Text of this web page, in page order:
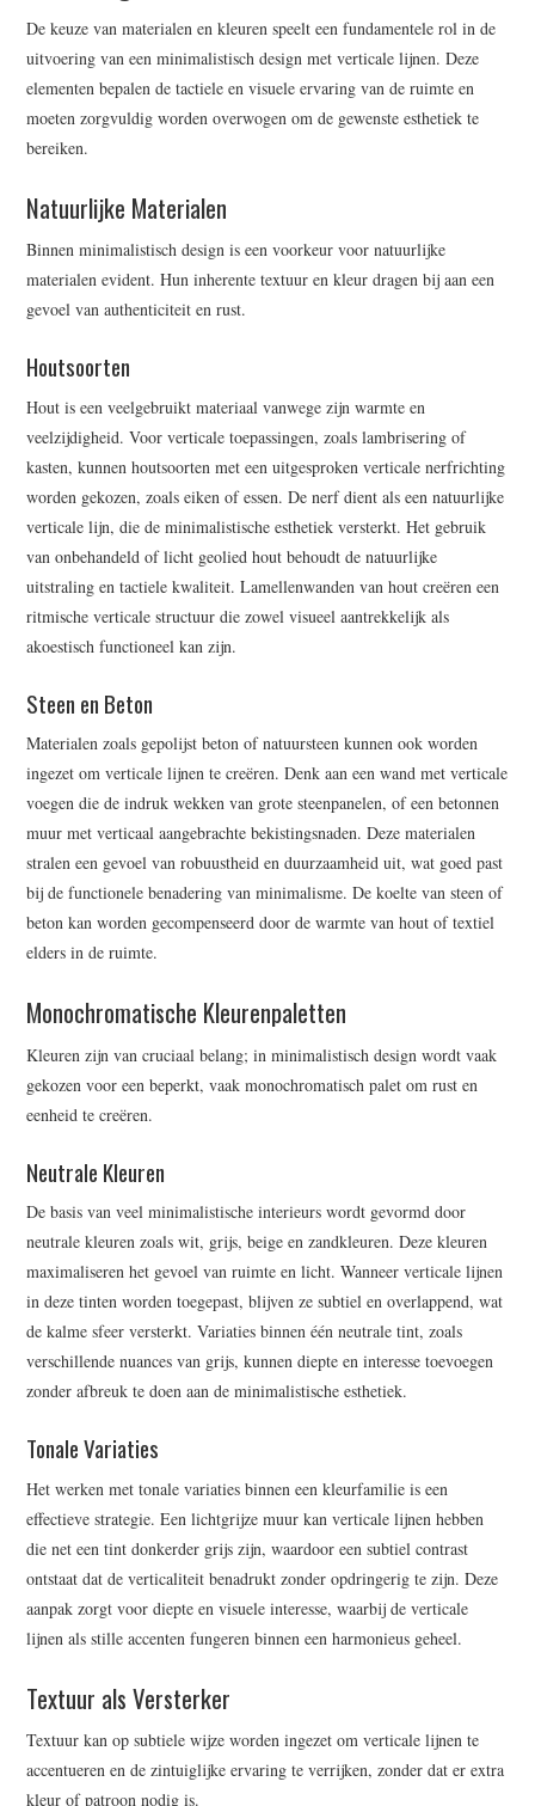
De keuze van materialen en kleuren speelt een fundamentele rol in de
uitvoering van een minimalistisch design met verticale lijnen. Deze
elementen bepalen de tactiele en visuele ervaring van de ruimte en
moeten zorgvuldig worden overwogen om de gewenste esthetiek te
bereiken.
Natuurlijke Materialen
Binnen minimalistisch design is een voorkeur voor natuurlijke
materialen evident. Hun inherente textuur en kleur dragen bij aan een
gevoel van authenticiteit en rust.
Houtsoorten
Hout is een veelgebruikt materiaal vanwege zijn warmte en
veelzijdigheid. Voor verticale toepassingen, zoals lambrisering of
kasten, kunnen houtsoorten met een uitgesproken verticale nerfrichting
worden gekozen, zoals eiken of essen. De nerf dient als een natuurlijke
verticale lijn, die de minimalistische esthetiek versterkt. Het gebruik
van onbehandeld of licht geolied hout behoudt de natuurlijke
uitstraling en tactiele kwaliteit. Lamellenwanden van hout creëren een
ritmische verticale structuur die zowel visueel aantrekkelijk als
akoestisch functioneel kan zijn.
Steen en Beton
Materialen zoals gepolijst beton of natuursteen kunnen ook worden
ingezet om verticale lijnen te creëren. Denk aan een wand met verticale
voegen die de indruk wekken van grote steenpanelen, of een betonnen
muur met verticaal aangebrachte bekistingsnaden. Deze materialen
stralen een gevoel van robuustheid en duurzaamheid uit, wat goed past
bij de functionele benadering van minimalisme. De koelte van steen of
beton kan worden gecompenseerd door de warmte van hout of textiel
elders in de ruimte.
Monochromatische Kleurenpaletten
Kleuren zijn van cruciaal belang; in minimalistisch design wordt vaak
gekozen voor een beperkt, vaak monochromatisch palet om rust en
eenheid te creëren.
Neutrale Kleuren
De basis van veel minimalistische interieurs wordt gevormd door
neutrale kleuren zoals wit, grijs, beige en zandkleuren. Deze kleuren
maximaliseren het gevoel van ruimte en licht. Wanneer verticale lijnen
in deze tinten worden toegepast, blijven ze subtiel en overlappend, wat
de kalme sfeer versterkt. Variaties binnen één neutrale tint, zoals
verschillende nuances van grijs, kunnen diepte en interesse toevoegen
zonder afbreuk te doen aan de minimalistische esthetiek.
Tonale Variaties
Het werken met tonale variaties binnen een kleurfamilie is een
effectieve strategie. Een lichtgrijze muur kan verticale lijnen hebben
die net een tint donkerder grijs zijn, waardoor een subtiel contrast
ontstaat dat de verticaliteit benadrukt zonder opdringerig te zijn. Deze
aanpak zorgt voor diepte en visuele interesse, waarbij de verticale
lijnen als stille accenten fungeren binnen een harmonieus geheel.
Textuur als Versterker
Textuur kan op subtiele wijze worden ingezet om verticale lijnen te
accentueren en de zintuiglijke ervaring te verrijken, zonder dat er extra
kleur of patroon nodig is.